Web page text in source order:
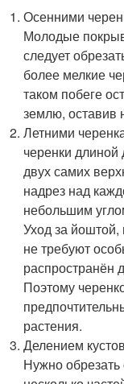
Осенними
Молодые
следует
более мелкие
таком побеге
землю, оставив
Летними
черенки длиной
двух самих
надрез над
небольшим
Уход за
не требуют
распространён
Поэтому
растения.
Делением
Нужно обрезать